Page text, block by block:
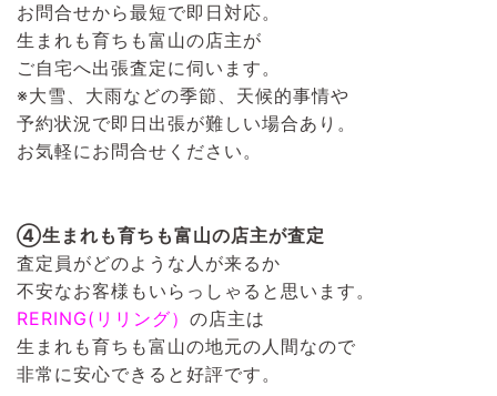
お問合せから最短で即日対応。
生まれも育ちも富山の店主が
ご自宅へ出張査定に伺います。
※大雪、大雨などの季節、天候的事情や
予約状況で即日出張が難しい場合あり。
お気軽にお問合せください。
④生まれも育ちも富山の店主が査定
査定員がどのような人が来るか
不安なお客様もいらっしゃると思います。
RERING(リリング） の店主は
生まれも育ちも富山の地元の人間なので
非常に安心できると好評です。